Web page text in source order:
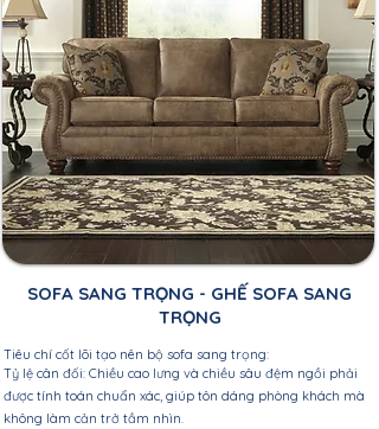
SOFA SANG TRỌNG - GHẾ SOFA SANG
TRỌNG
Tiêu chí cốt lõi tạo nên bộ sofa sang trọng:
Tỷ lệ cân đối: Chiều cao lưng và chiều sâu đệm ngồi phải
được tính toán chuẩn xác, giúp tôn dáng phòng khách mà
không làm cản trở tầm nhìn.